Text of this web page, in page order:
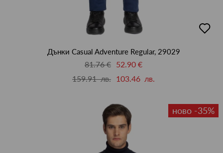
в
Дънки Casual Adventure Regular, 29029
81.76 € 52.90 €
159.91 лв. 103.46 лв.
ново -35%